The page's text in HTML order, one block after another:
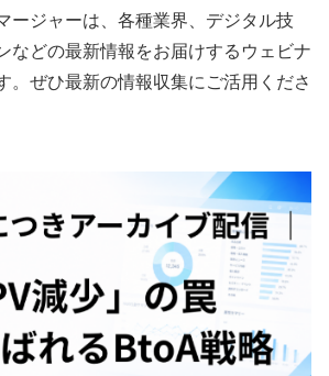
ージャーは、各種業界、デジタル技
などの最新情報をお届けするウェビナ
。ぜひ最新の情報収集にご活用くださ